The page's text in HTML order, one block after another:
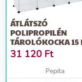
ÁTLÁTSZÓ
POLIPROPILÉN
TÁROLÓKOCKA 15
KOCKÁVAL ÉS
AJTÓKKAL
31 120 Ft
Pepita